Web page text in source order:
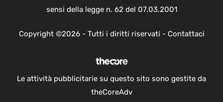
sensi della legge n. 62 del 07.03.2001
Copyright ©2026 - Tutti i diritti riservati - Contattaci
Le attività pubblicitarie su questo sito sono gestite da
theCoreAdv